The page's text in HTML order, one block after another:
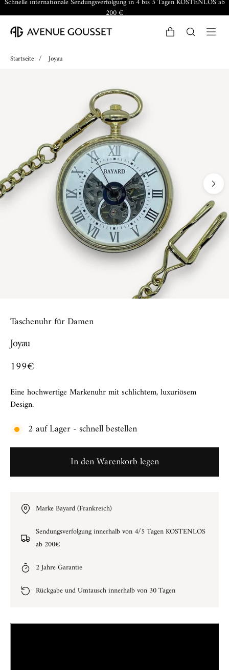
200 €
Startseite / Joyau
Taschenuhr für Damen
Joyau
199€
Eine hochwertige Markenuhr mit schlichtem, luxuriösem
Design.
2 auf Lager - schnell bestellen
In den Warenkorb legen
Marke Bayard (Frankreich)
Sendungsverfolgung innerhalb von 4/5 Tagen KOSTENLOS
ab 200€
2 Jahre Garantie
Rückgabe und Umtausch innerhalb von 30 Tagen